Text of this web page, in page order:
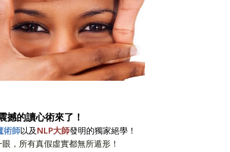
撼的讀心術來了！
術師以及NLP大師發明的獨家絕學！
眼，所有真假虛實都無所遁形！